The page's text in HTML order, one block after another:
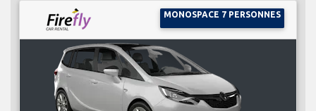
MONOSPACE 7 PERSONNES